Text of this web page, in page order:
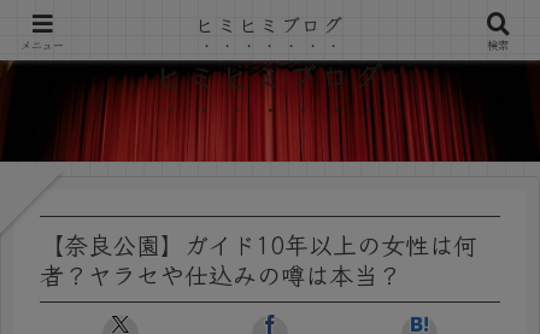
ヒミヒミブログ
【奈良公園】ガイド10年以上の女性は何
者？ヤラセや仕込みの噂は本当？
メニュー
ヒミヒミブログ
検索